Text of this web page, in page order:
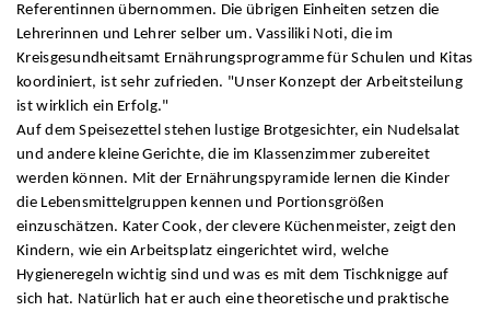
Referentinnen übernommen. Die übrigen Einheiten setzen die
Lehrerinnen und Lehrer selber um. Vassiliki Noti, die im
Kreisgesundheitsamt Ernährungsprogramme für Schulen und Kitas
koordiniert, ist sehr zufrieden. "Unser Konzept der Arbeitsteilung
ist wirklich ein Erfolg."
Auf dem Speisezettel stehen lustige Brotgesichter, ein Nudelsalat
und andere kleine Gerichte, die im Klassenzimmer zubereitet
werden können. Mit der Ernährungspyramide lernen die Kinder
die Lebensmittelgruppen kennen und Portionsgrößen
einzuschätzen. Kater Cook, der clevere Küchenmeister, zeigt den
Kindern, wie ein Arbeitsplatz eingerichtet wird, welche
Hygieneregeln wichtig sind und was es mit dem Tischknigge auf
sich hat. Natürlich hat er auch eine theoretische und praktische